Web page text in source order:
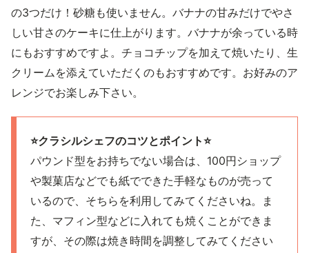
の3つだけ！砂糖も使いません。バナナの甘みだけでやさ
しい甘さのケーキに仕上がります。バナナが余っている時
にもおすすめですよ。チョコチップを加えて焼いたり、生
クリームを添えていただくのもおすすめです。お好みのア
レンジでお楽しみ下さい。
⭐️クラシルシェフのコツとポイント⭐️
パウンド型をお持ちでない場合は、100円ショップ
や製菓店などでも紙でできた手軽なものが売って
いるので、そちらを利用してみてくださいね。ま
た、マフィン型などに入れても焼くことができま
すが、その際は焼き時間を調整してみてください